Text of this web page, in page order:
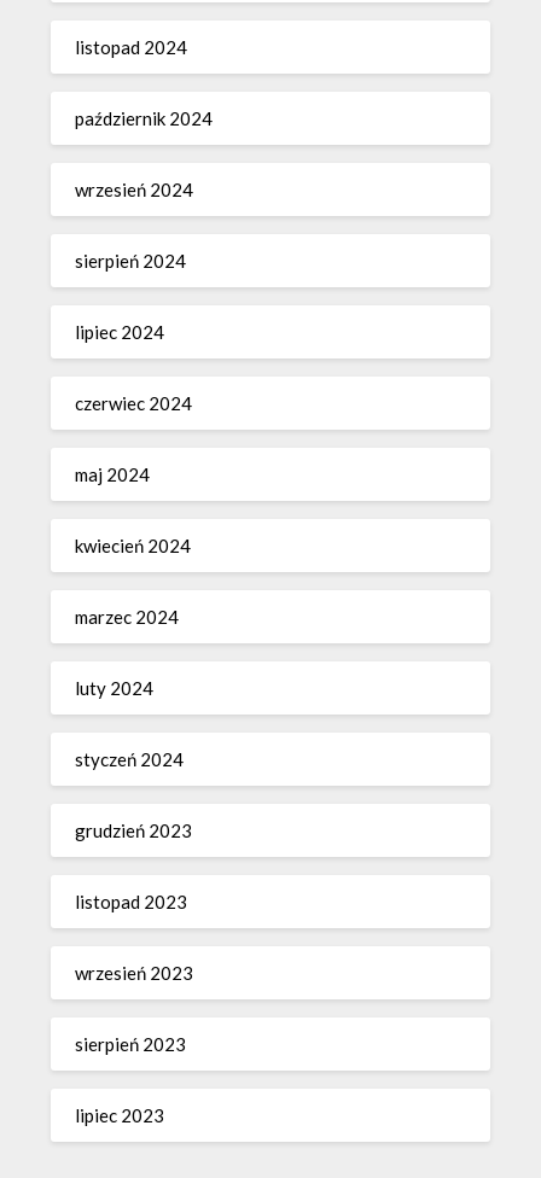
listopad 2024
październik 2024
wrzesień 2024
sierpień 2024
lipiec 2024
czerwiec 2024
maj 2024
kwiecień 2024
marzec 2024
luty 2024
styczeń 2024
grudzień 2023
listopad 2023
wrzesień 2023
sierpień 2023
lipiec 2023